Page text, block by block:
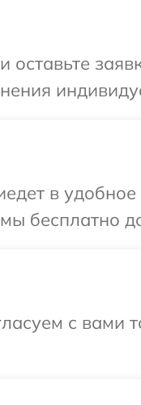
в удобное
бесплатно
с вами